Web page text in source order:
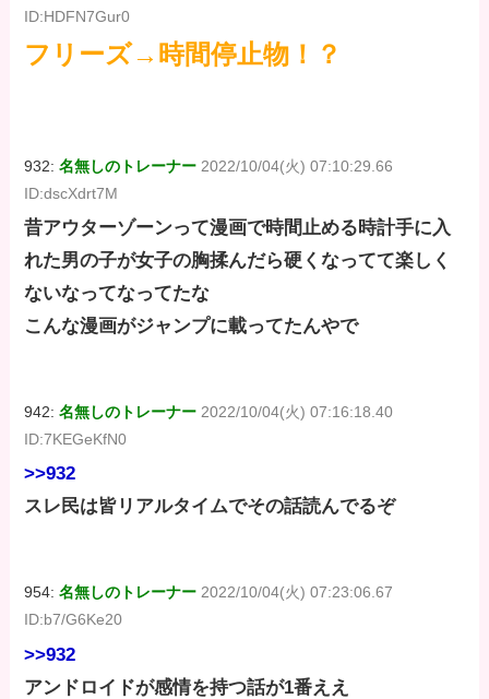
ID:HDFN7Gur0
フリーズ→時間停止物！？
932:名無しのトレーナー 2022/10/04(火) 07:10:29.66
ID:dscXdrt7M
昔アウターゾーンって漫画で時間止める時計手に入
れた男の子が女子の胸揉んだら硬くなってて楽しく
ないなってなってたな
こんな漫画がジャンプに載ってたんやで
942:名無しのトレーナー 2022/10/04(火) 07:16:18.40
ID:7KEGeKfN0
>>932
スレ民は皆リアルタイムでその話読んでるぞ
954:名無しのトレーナー 2022/10/04(火) 07:23:06.67
ID:b7/G6Ke20
>>932
アンドロイドが感情を持つ話が1番ええ